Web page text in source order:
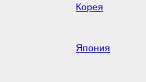
Корея
Япония